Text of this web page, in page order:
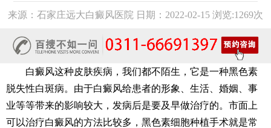
来源：石家庄远大白癜风医院 日期：2022-02-15 浏览:1269次
白癜风这种皮肤疾病，我们都不陌生，它是一种黑色素
脱失性白斑病。由于白癜风给患者的形象、生活、婚姻、事
业等等带来的影响较大，发病后是要及早做治疗的。市面上
可以治疗白癜风的方法比较多，黑色素细胞种植手术就是常